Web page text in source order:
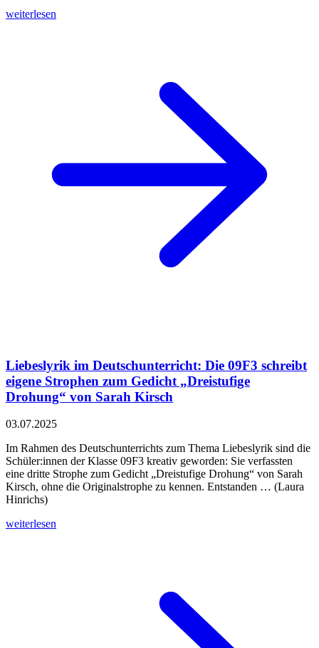
weiterlesen
Liebeslyrik im Deutschunterricht: Die 09F3 schreibt
eigene Strophen zum Gedicht „Dreistufige
Drohung“ von Sarah Kirsch
03.07.2025
Im Rahmen des Deutschunterrichts zum Thema Liebeslyrik sind die
Schüler:innen der Klasse 09F3 kreativ geworden: Sie verfassten
eine dritte Strophe zum Gedicht „Dreistufige Drohung“ von Sarah
Kirsch, ohne die Originalstrophe zu kennen. Entstanden … (Laura
Hinrichs)
weiterlesen